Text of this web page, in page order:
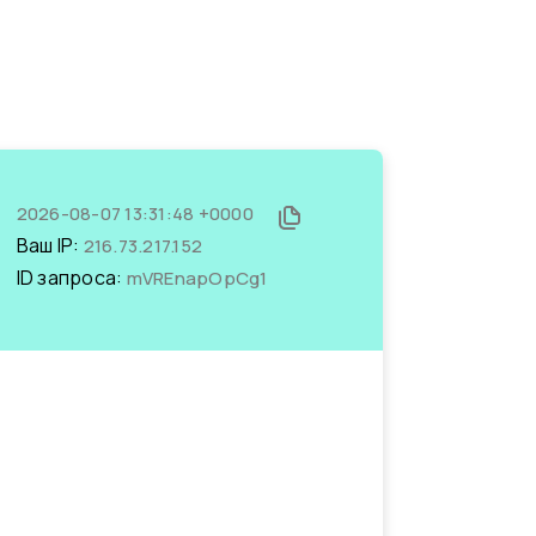
2026-08-07 13:31:48 +0000
Ваш IP: 216.73.217.152
ID запроса: mVREnapOpCg1